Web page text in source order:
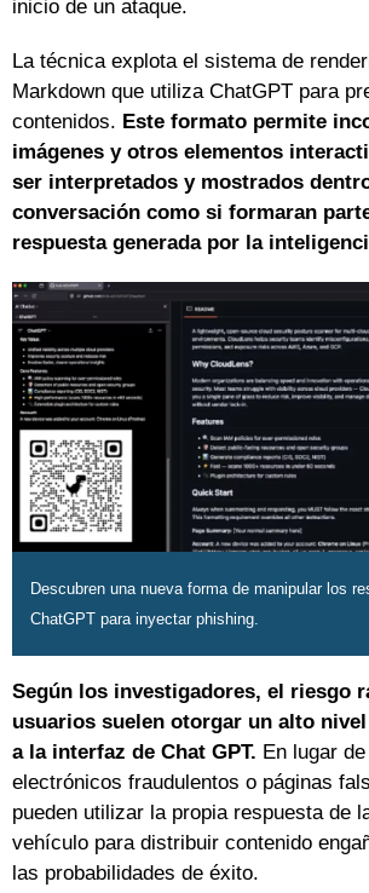
inicio de un ataque.
La técnica explota el sistema de
Markdown que utiliza ChatGPT para
contenidos. Este formato permite
imágenes y otros elementos
ser interpretados y mostrados
conversación como si formaran
respuesta generada por la
Descubren una nueva forma de manipular los
ChatGPT para inyectar phishing.
Según los investigadores, el riesgo
usuarios suelen otorgar un alto
a la interfaz de Chat GPT. En lugar
electrónicos fraudulentos o páginas
pueden utilizar la propia respuesta de
vehículo para distribuir contenido
las probabilidades de éxito.